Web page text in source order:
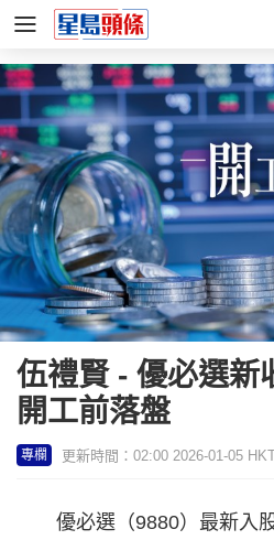
伍禮賢 - 優必選新
開工前落盤
專欄 更新時間：02:00 2026-01-05
優必選（9880）最新入股